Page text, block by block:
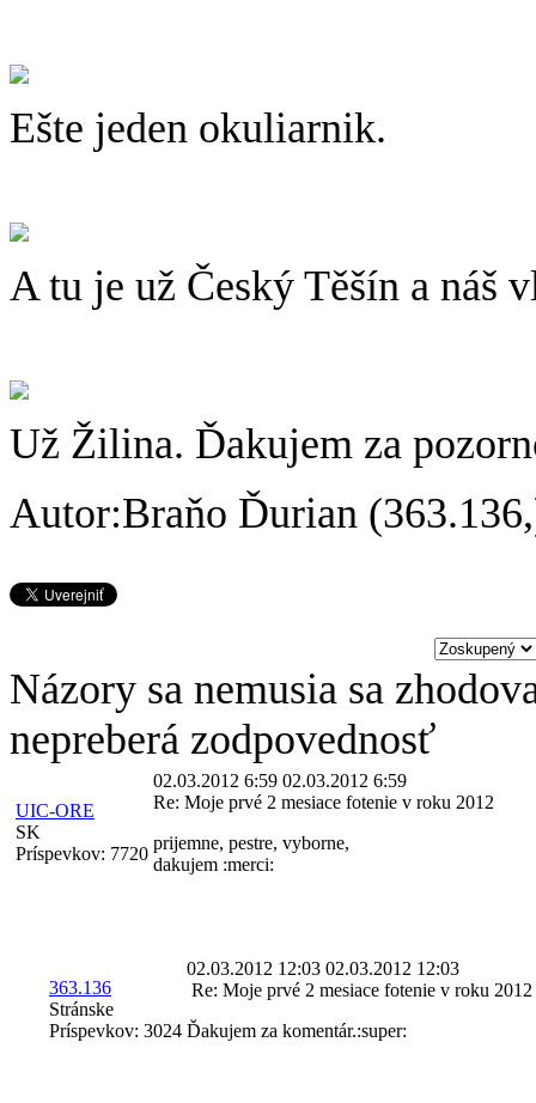
Ešte jeden okuliarnik.
A tu je už Český Těšín a náš
Už Žilina. Ďakujem za
Autor:Braňo Ďurian
Názory sa nemusia sa
nepreberá zodpovednosť
UIC-ORE
SK
Príspevkov: 7720
02.03.2012 6:59 02.03.2012 6:59
Re: Moje prvé 2 mesiace fotenie v roku 2012
prijemne, pestre, vyborne,
dakujem :merci:
363.136
Stránske
Príspevkov: 3024
02.03.2012 12:03 02.03.2012 12:03
Re: Moje prvé 2 mesiace fotenie v roku 2012
Ďakujem za komentár.:super: